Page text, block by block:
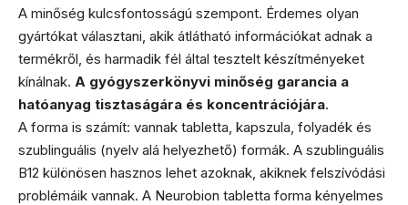
A minőség kulcsfontosságú szempont. Érdemes olyan
gyártókat választani, akik átlátható információkat adnak a
termékről, és harmadik fél által tesztelt készítményeket
kínálnak. A gyógyszerkönyvi minőség garancia a
hatóanyag tisztaságára és koncentrációjára.
A forma is számít: vannak tabletta, kapszula, folyadék és
szublinguális (nyelv alá helyezhető) formák. A szublinguális
B12 különösen hasznos lehet azoknak, akiknek felszívódási
problémáik vannak. A Neurobion tabletta forma kényelmes